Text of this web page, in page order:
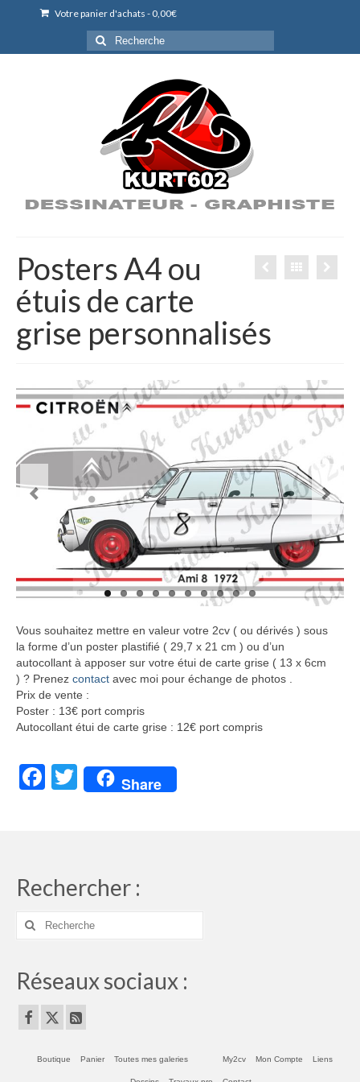
Votre panier d'achats - 0,00€
Rechercher
:
Posters A4 ou
étuis de carte
grise personnalisés
Vous souhaitez mettre en valeur votre 2cv ( ou dérivés ) sous
la forme d’un poster plastifié ( 29,7 x 21 cm ) ou d’un
autocollant à apposer sur votre étui de carte grise ( 13 x 6cm
) ? Prenez contact avec moi pour échange de photos .
Prix de vente :
Poster : 13€ port compris
Autocollant étui de carte grise : 12€ port compris
Facebook
Twitter
Share
Rechercher :
Rechercher
Réseaux sociaux :
Boutique Panier Toutes mes galeries My2cv Mon Compte Liens